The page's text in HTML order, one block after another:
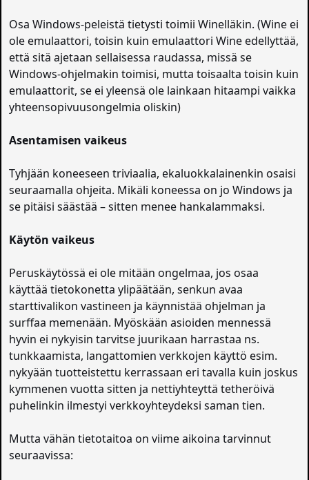
Osa Windows-peleistä tietysti toimii Winelläkin. (Wine ei
ole emulaattori, toisin kuin emulaattori Wine edellyttää,
että sitä ajetaan sellaisessa raudassa, missä se
Windows-ohjelmakin toimisi, mutta toisaalta toisin kuin
emulaattorit, se ei yleensä ole lainkaan hitaampi vaikka
yhteensopivuusongelmia oliskin)
Asentamisen vaikeus
Tyhjään koneeseen triviaalia, ekaluokkalainenkin osaisi
seuraamalla ohjeita. Mikäli koneessa on jo Windows ja
se pitäisi säästää – sitten menee hankalammaksi.
Käytön vaikeus
Peruskäytössä ei ole mitään ongelmaa, jos osaa
käyttää tietokonetta ylipäätään, senkun avaa
starttivalikon vastineen ja käynnistää ohjelman ja
surffaa memenään. Myöskään asioiden mennessä
hyvin ei nykyisin tarvitse juurikaan harrastaa ns.
tunkkaamista, langattomien verkkojen käyttö esim.
nykyään tuotteistettu kerrassaan eri tavalla kuin joskus
kymmenen vuotta sitten ja nettiyhteyttä tetheröivä
puhelinkin ilmestyi verkkoyhteydeksi saman tien.
Mutta vähän tietotaitoa on viime aikoina tarvinnut
seuraavissa: